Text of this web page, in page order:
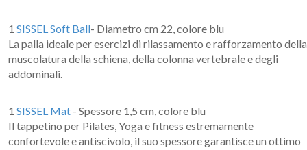
Nome
1 SISSEL Soft Ball- Diametro cm 22, colore blu
La palla ideale per esercizi di rilassamento e rafforzamento della
muscolatura della schiena, della colonna vertebrale e degli
addominali.
1 SISSEL Mat - Spessore 1,5 cm, colore blu
Il tappetino per Pilates, Yoga e fitness estremamente
confortevole e antiscivolo, il suo spessore garantisce un ottimo